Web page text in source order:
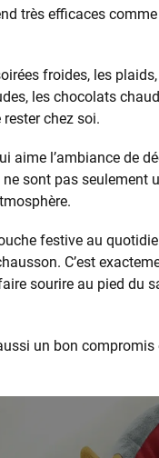
très efficaces
froides, les
les chocolats
rester chez soi.
aime l’ambiance de
sont pas seulement
festive au
C’est
sourire au pied du
un bon compromis